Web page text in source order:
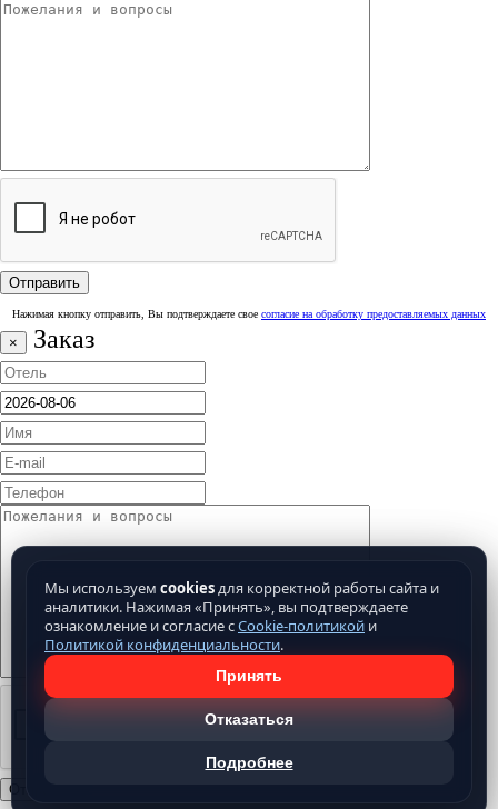
Нажимая кнопку отправить, Вы подтверждаете свое согласие на обработку предоставляемых данных
× Заказ
Мы используем cookiesдля корректной работы сайта и
аналитики. Нажимая «Принять», вы подтверждаете
ознакомление и согласие сCookie-политикой и
Политикой конфиденциальности.
Принять
Отказаться
Подробнее